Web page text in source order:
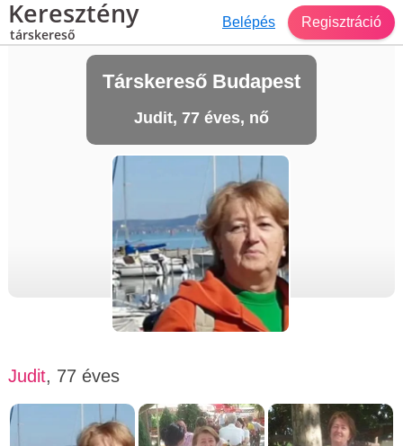
Keresztény
társkereső
Belépés Regisztráció
Társkereső Budapest
Judit, 77 éves, nő
Judit, 77 éves